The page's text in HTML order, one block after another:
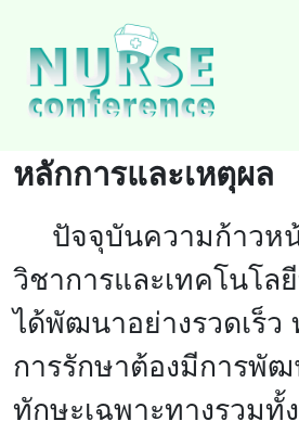
หลักการและเหตุผล
ปัจจุบันความก้าวห
วิชาการและเทคโนโล
ได้พัฒนาอย่างรวดเร็ว
การรักษาต้องมีการพั
ทักษะเฉพาะทางรวมทั้